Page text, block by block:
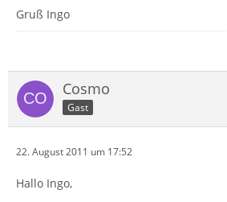
Gruß Ingo
Cosmo
Gast
22. August 2011 um 17:52
Hallo Ingo,